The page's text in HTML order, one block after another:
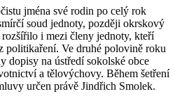
jména své rodin po celý rok
soud jednoty, později okrskový
i mezi členy jednoty, kteří
politikaření. Ve druhé polovině roku
dopisy na ústředí sokolské obce
a tělovýchovy. Během šetření
určen právě Jindřich Smolek.